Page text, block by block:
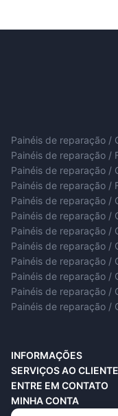
Painéis de reparação /
Painéis de reparação /
Painéis de reparação /
Painéis de reparação /
Painéis de reparação /
Painéis de reparação /
Painéis de reparação /
Painéis de reparação /
Painéis de reparação /
Painéis de reparação /
Painéis de reparação /
Painéis de reparação /
INFORMAÇÕES
Sobre nós
Informações de entrega
Política de privacidade
SERVIÇOS AO CLIENTE
Entre em contato
Solicitar devolução
ENTRE EM CONTATO
MINHA CONTA